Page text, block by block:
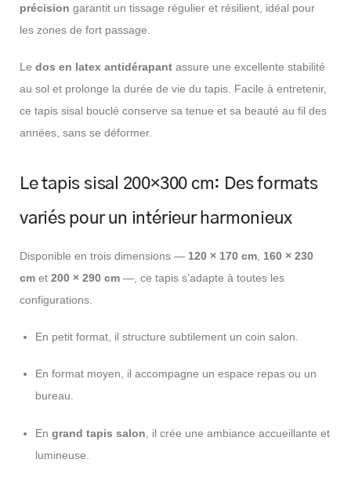
précision garantit un tissage régulier et résilient, idéal pour
les zones de fort passage.
Le dos en latex antidérapant assure une excellente stabilité
au sol et prolonge la durée de vie du tapis. Facile à entretenir,
ce tapis sisal bouclé conserve sa tenue et sa beauté au fil des
années, sans se déformer.
Le tapis sisal 200×300 cm: Des formats
variés pour un intérieur harmonieux
Disponible en trois dimensions — 120 × 170 cm 160 × 230
cm et 200 × 290 cm —, ce tapis s’adapte à toutes les
configurations.
En petit format, il structure subtilement un coin salon.
En format moyen, il accompagne un espace repas ou un
bureau.
En grand tapis salon , il crée une ambiance accueillante et
lumineuse.